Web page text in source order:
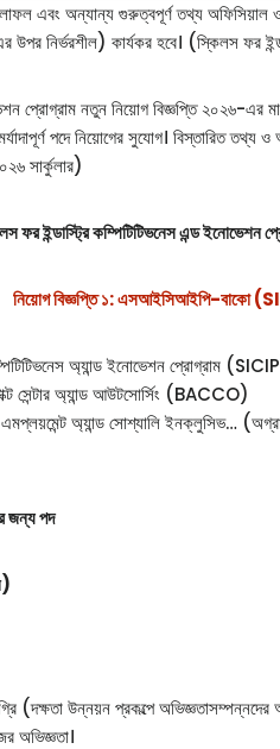
এবং অন্যান্য গুরুত্বপূর্ণ তথ্য অফিসিয়াল
এর উপর নির্ভরশীল) কার্যকর হবে। (স্কিলস ফর
প্রোগ্রাম নতুন নিয়োগ বিজ্ঞপ্তি ২০২৬-এর
পদে নিয়োগের সুযোগ।
সার্কুলার)
ফর ইন্ডাস্ট্রি কম্পিটিটিভনেস এন্ড
নিয়োগ বিজ্ঞপ্তি ১: এসআইসিআইপি-
অ্যান্ড ইনোভেশন প্রোগ্রাম
সেন্টার অ্যান্ড আউটসোর্সিং (BACCO)
অ্যান্ড সোশ্যালি ইনক্লুসিভ…
জন্য পদ
(দক্ষতা উন্নয়ন প্রকল্পে অভিজ্ঞতাসম্পন্নদের
অভিজ্ঞতা।